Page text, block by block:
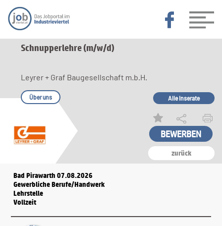
Schnupperlehre (m/w/d)
zurück
Leyrer + Graf Baugesellschaft m.b.H.
Über uns Alle Inserate
Bad Pirawarth 07.08.2026
Gewerbliche Berufe/Handwerk
Lehrstelle
Vollzeit